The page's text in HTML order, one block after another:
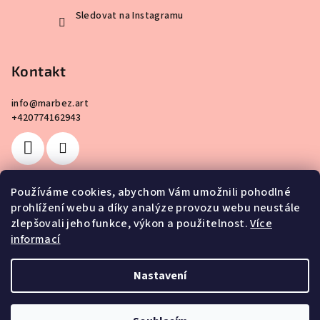
Používáme cookies, abychom Vám umožnili pohodlné
prohlížení webu a díky analýze provozu webu neustále
zlepšovali jeho funkce, výkon a použitelnost.Více
informací
Nastavení
Sledovat na Instagramu
Kontakt
info@marbez.art
+420774162943
Facebook
Copyright 2026MarBez.art. Všechna práva vyhrazena.